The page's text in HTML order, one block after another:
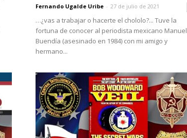
Fernando Ugalde Uribe - 27 de julio de 2021
…¿vas a trabajar o hacerte el chololo?... Tuve la
fortuna de conocer al periodista mexicano Manuel
Buendía (asesinado en 1984) con mi amigo y
hermano...